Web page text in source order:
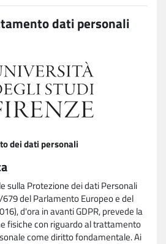
dati personali
dei dati personali
sulla Protezione dei dati Personali
del Parlamento Europeo e del
d'ora in avanti GDPR, prevede la
fisiche con riguardo al trattamento
come diritto fondamentale. Ai